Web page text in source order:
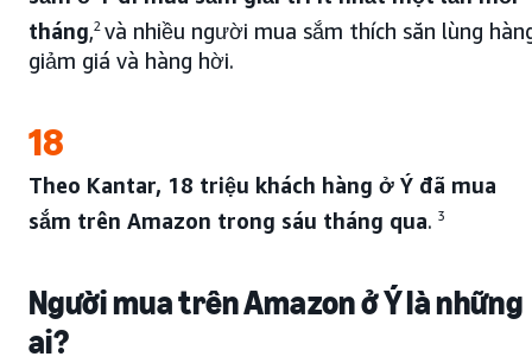
tháng,2 và nhiều người mua sắm thích săn lùng
giảm giá và hàng hời.
18
Theo Kantar, 18 triệu khách hàng ở Ý đã mua
sắm trên Amazon trong sáu tháng qua. 3
Người mua trên Amazon ở Ý là những
ai?